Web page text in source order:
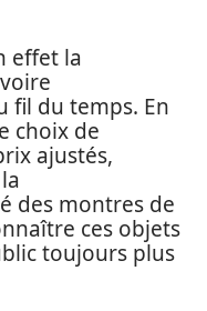
effet la
fil du temps. En
choix de
ajustés,
des montres de
ces objets
toujours plus